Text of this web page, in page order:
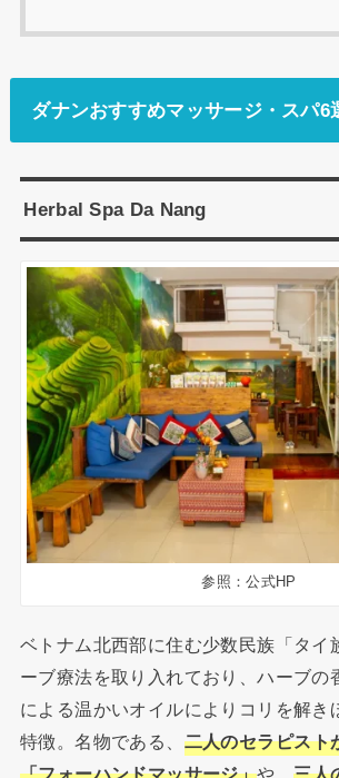
ダナンおすすめマッサージ・スパ6
Herbal Spa Da Nang
参照：公式HP
ベトナム北西部に住む少数民族「タイ
ーブ療法を取り入れており、ハーブの
による温かいオイルによりコリを解き
特徴。名物である、 二人のセラピスト
「フォーハンドマッサージ」や、三人